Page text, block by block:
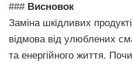
### Висновок
Заміна шкідливих
відмова від улюблених
та енергійного життя.